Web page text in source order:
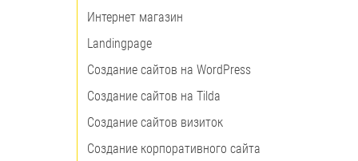
Интернет магазин
Landingpage
Создание сайтов на WordPress
Создание сайтов на Tilda
Создание сайтов визиток
Создание корпоративного сайта